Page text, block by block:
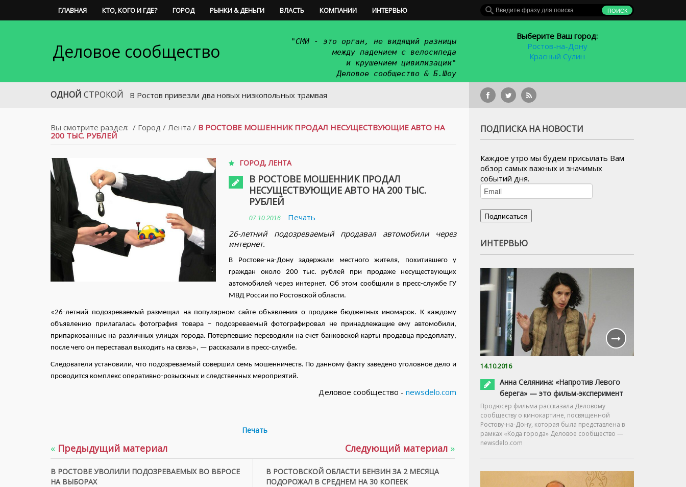
ГЛАВНАЯ КТО, КОГО И ГДЕ? ГОРОД РЫНКИ & ДЕНЬГИ ВЛАСТЬ КОМПАНИИ ИНТЕРВЬЮ
Деловое сообщество
"СМИ - это орган, не видящий разницы
между падением с велосипеда
и крушением цивилизации"
Деловое сообщество & Б.Шоу
Выберите Ваш город:
Ростов-на-Дону
Красный Сулин
ОДНОЙ СТРОКОЙ
В Ростов привезли два новых низкопольных трамвая
Вы смотрите раздел: / Город / Лента / В РОСТОВЕ МОШЕННИК ПРОДАЛ НЕСУЩЕСТВУЮЩИЕ АВТО НА
200 ТЫС. РУБЛЕЙ
ГОРОД,ЛЕНТА
В РОСТОВЕ МОШЕННИК ПРОДАЛ
НЕСУЩЕСТВУЮЩИЕ АВТО НА 200 ТЫС.
РУБЛЕЙ
07.10.2016
Печать
26-летний подозреваемый продавал автомобили через
интернет.
В Ростове-на-Дону задержали местного жителя, похитившего у
граждан около 200 тыс. рублей при продаже несуществующих
автомобилей через интернет. Об этом сообщили в пресс-службе ГУ
МВД России по Ростовской области.
«26-летний подозреваемый размещал на популярном сайте объявления о продаже бюджетных иномарок. К каждому
объявлению прилагалась фотография товара – подозреваемый фотографировал не принадлежащие ему автомобили,
припаркованные на различных улицах города. Потерпевшие переводили на счет банковской карты продавца предоплату,
после чего он переставал выходить на связь», — рассказали в пресс-службе.
Следователи установили, что подозреваемый совершил семь мошенничеств. По данному факту заведено уголовное дело и
проводится комплекс оперативно-розыскных и следственных мероприятий.
Деловое сообщество - newsdelo.com
Печать
« Предыдущий материал
В РОСТОВЕ УВОЛИЛИ ПОДОЗРЕВАЕМЫХ ВО ВБРОСЕ
НА ВЫБОРАХ
Следующий материал »
В РОСТОВСКОЙ ОБЛАСТИ БЕНЗИН ЗА 2 МЕСЯЦА
ПОДОРОЖАЛ В СРЕДНЕМ НА 30 КОПЕЕК
ПОДПИСКА НА НОВОСТИ
Каждое утро мы будем присылать Вам
обзор самых важных и значимых
событий дня.
ИНТЕРВЬЮ
14.10.2016
Анна Селянина: «Напротив Левого
берега» — это фильм-эксперимент
Продюсер фильма рассказала Деловому
сообществу о кинокартине, посвященной
Ростову-на-Дону, которая была представлена в
рамках «Кода города» Деловое сообщество —
newsdelo.com